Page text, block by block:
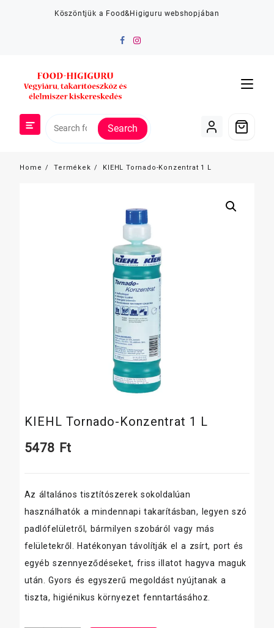
Köszöntjük a Food&Higiguru webshopjában
Search
Home Termékek KIEHL Tornado-Konzentrat 1 L
KIEHL Tornado-Konzentrat 1 L
5478 Ft
Az általános tisztítószerek sokoldalúan
használhatók a mindennapi takarításban, legyen szó
padlófelületről, bármilyen szobáról vagy más
felületekről. Hatékonyan távolítják el a zsírt, port és
egyéb szennyeződéseket, friss illatot hagyva maguk
után. Gyors és egyszerű megoldást nyújtanak a
tiszta, higiénikus környezet fenntartásához.